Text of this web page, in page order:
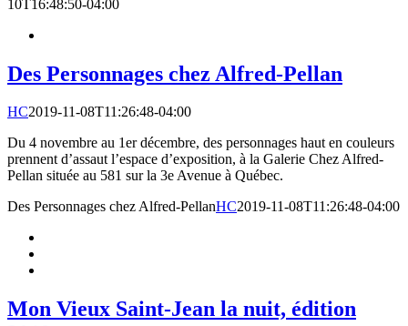
10T16:48:50-04:00
Des Personnages chez Alfred-Pellan
HC2019-11-08T11:26:48-04:00
Du 4 novembre au 1er décembre, des personnages haut en couleurs
prennent d’assaut l’espace d’exposition, à la Galerie Chez Alfred-
Pellan située au 581 sur la 3e Avenue à Québec.
Des Personnages chez Alfred-PellanHC2019-11-08T11:26:48-04:00
Mon Vieux Saint-Jean la nuit, édition